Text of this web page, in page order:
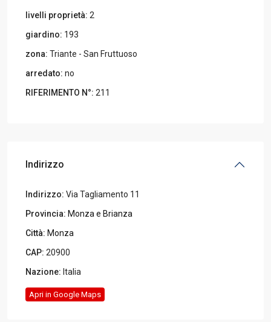
livelli proprietà: 2
giardino: 193
zona: Triante - San Fruttuoso
arredato: no
RIFERIMENTO N°: 211
Indirizzo
Indirizzo: Via Tagliamento 11
Provincia: Monza e Brianza
Città: Monza
CAP: 20900
Nazione: Italia
Apri in Google Maps